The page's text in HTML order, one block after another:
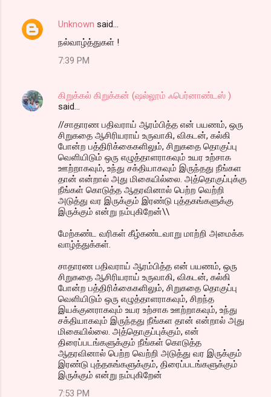
Unknown said…
நல்வாழ்த்துகள் !
7:39 PM
கிறுக்கல் கிறுக்கன் (ஷல்லூம் ஃபெர்னாண்டஸ் )
said…
//சாதாரண பதிவராய் ஆரம்பித்த என் பயணம், ஒரு
சிறுகதை ஆசிரியராய் உருவாகி, விகடன், கல்கி
போன்ற பத்திரிக்கைகளிலும், சிறுகதை தொகுப்பு
வெளியிடும் ஒரு எழுத்தாளராகவும் உயர உற்சாக
ஊற்றாகவும், உந்து சக்தியாகவும் இருந்தது நீங்கள
தான் என்றால் அது மிகையில்லை. அத்தொகுப்புக்கு
நீங்கள் கொடுத்த ஆதரவினால் பெற்ற வெற்றி
அடுத்து வர இருக்கும் இரண்டு புத்தகங்களுக்கு
இருக்கும் என்று நம்புகிறேன்\\
மேற்கண்ட வரிகள் கீழ்கண்டவாறு மாற்றி அமைக்க
வாழ்த்துக்கள்.
சாதாரண பதிவராய் ஆரம்பித்த என் பயணம், ஒரு
சிறுகதை ஆசிரியராய் உருவாகி, விகடன், கல்கி
போன்ற பத்திரிக்கைகளிலும், சிறுகதை தொகுப்பு
வெளியிடும் ஒரு எழுத்தாளராகவும், சிறந்த
இயக்குனராகவும் உயர உற்சாக ஊற்றாகவும், உந்து
சக்தியாகவும் இருந்தது நீங்கள தான் என்றால் அது
மிகையில்லை. அத்தொகுப்புக்கும், என்
திரைப்படங்களுக்கும் நீங்கள் கொடுத்த
ஆதரவினால் பெற்ற வெற்றி அடுத்து வர இருக்கும்
இரண்டு புத்தகங்களுக்கும், திரைப்படங்களுக்கும்
இருக்கும் என்று நம்புகிறேன்
7:53 PM